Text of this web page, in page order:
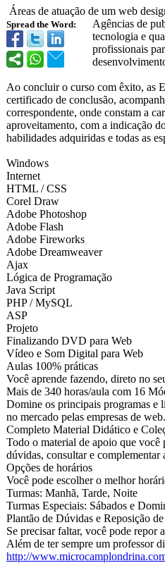
Spread the Word:
Áreas de atuação de um web
Agências de
tecnologia e
profissionais
Ao concluir o curso com êxito, as
certificado de conclusão,
correspondente, onde constam a
aproveitamento, com a indicação
habilidades adquiridas e todas as
Windows
Internet
HTML / CSS
Corel Draw
Adobe Photoshop
Adobe Flash
Adobe Fireworks
Adobe Dreamweaver
Ajax
Lógica de Programação
Java Script
PHP / MySQL
ASP
Projeto
Finalizando DVD para Web
Vídeo e Som Digital para Web
Aulas 100% práticas
Você aprende fazendo, direto no
Mais de 340 horas/aula com 16
Domine os principais programas e
no mercado pelas empresas de web.
Completo Material Didático e
Todo o material de apoio que você
dúvidas, consultar e complementar
Opções de horários
Você pode escolher o melhor
Turmas: Manhã, Tarde, Noite
Turmas Especiais: Sábados e
Plantão de Dúvidas e Reposição
Se precisar faltar, você pode repor
Além de ter sempre um professor
http://